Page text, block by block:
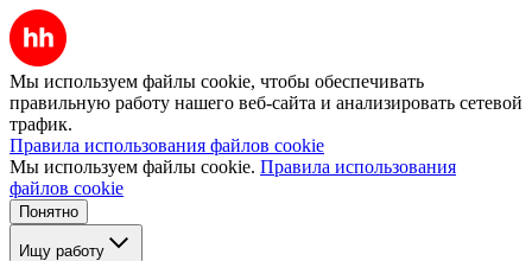
Мы используем файлы cookie, чтобы обеспечивать
правильную работу нашего веб-сайта и анализировать сетевой
трафик.
Правила использования файлов cookie
Мы используем файлы cookie. Правила использования
файлов cookie
Понятно
Ищу работу